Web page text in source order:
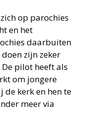
op parochies
en het
daarbuiten
zijn zeker
pilot heeft als
om jongere
de kerk en hen te
meer via